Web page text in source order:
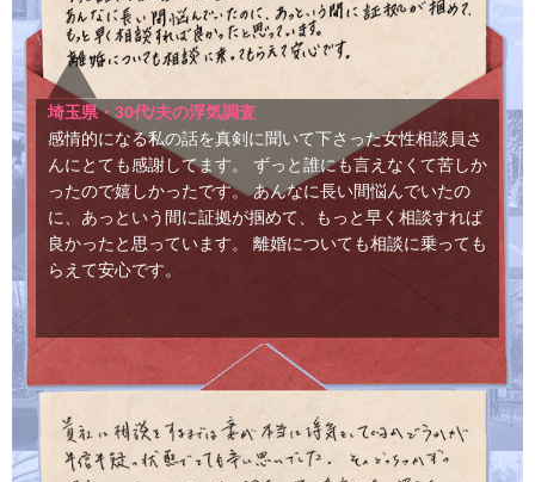
埼玉県・30代/夫の浮気調査
感情的になる私の話を真剣に聞いて下さった女性相談員さ
んにとても感謝してます。 ずっと誰にも言えなくて苦しか
ったので嬉しかったです。 あんなに長い間悩んでいたの
に、あっという間に証拠が掴めて、もっと早く相談すれば
良かったと思っています。 離婚についても相談に乗っても
らえて安心です。